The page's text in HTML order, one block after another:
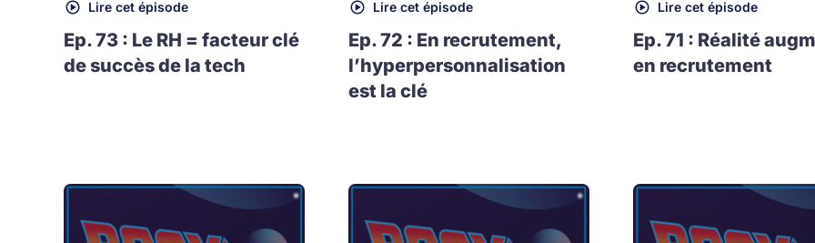
Lire cet épisode
Ep. 73 : Le RH = facteur clé
de succès de la tech
Lire cet épisode
Ep. 72 : En recrutement,
l’hyperpersonnalisation
est la clé
Lire cet épisode
Ep. 71 : Réalité
en recrutement